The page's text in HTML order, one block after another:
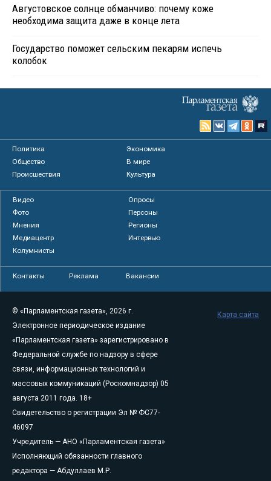
Августовское солнце обманчиво: почему коже
необходима защита даже в конце лета
Государство поможет сельским пекарям испечь
колобок
Политика
Экономика
Общество
В мире
Происшествия
Культура
Видео
Опросы
Фото
Персоны
Мнения
Регионы
Медиацентр
Интервью
Колумнисты
Контакты Реклама Вакансии
© «Парламентская газета», 2026 г.
Электронное периодическое издание
«Парламентская газета» зарегистрировано в
Федеральной службе по надзору в сфере
связи, информационных технологий и
массовых коммуникаций (Роскомнадзор) 05
августа 2011 года. 18+
Свидетельство о регистрации Эл № ФС77-
46097
Учредитель — АНО «Парламентская газета»
Исполняющий обязанности главного
редактора — Абдуллаев М.Р.
Карта сайта